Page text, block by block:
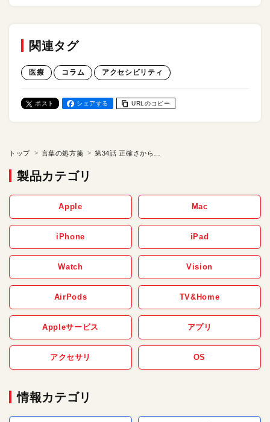
関連タグ
医療 コラム アクセシビリティ
ポスト シェアする URLのコピー
トップ 言葉の処方箋 第34話 正確さから柔軟さの価値を見直す時代
製品カテゴリ
Apple Mac
iPhone iPad
Watch Vision
AirPods TV&Home
Appleサービス アプリ
アクセサリ OS
情報カテゴリ